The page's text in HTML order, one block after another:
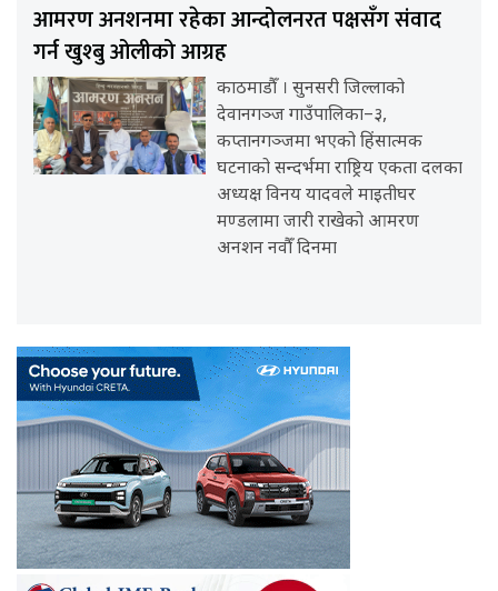
आमरण अनशनमा रहेका आन्दोलनरत पक्षसँग संवाद
गर्न खुश्बु ओलीको आग्रह
काठमाडौँ । सुनसरी जिल्लाको
देवानगञ्ज गाउँपालिका–३,
कप्तानगञ्जमा भएको हिंसात्मक
घटनाको सन्दर्भमा राष्ट्रिय एकता दलका
अध्यक्ष विनय यादवले माइतीघर
मण्डलामा जारी राखेको आमरण
अनशन नवौँ दिनमा